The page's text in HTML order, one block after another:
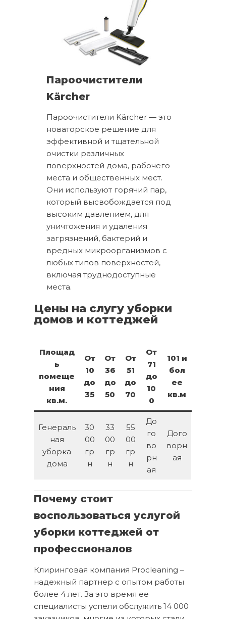
Пароочистители
Kärcher
Пароочистители Kärcher — это
новаторское решение для
эффективной и тщательной
очистки различных
поверхностей дома, рабочего
места и общественных мест.
Они используют горячий пар,
который высвобождается под
высоким давлением, для
уничтожения и удаления
загрязнений, бактерий и
вредных микроорганизмов с
любых типов поверхностей,
включая труднодоступные
места.
Цены на слугу уборки
домов и коттеджей
Площад
ь
помеще
ния
кв.м.
От
10
до
35
От
36
до
50
От
51
до
70
От
71
до
10
0
101 и
бол
ее
кв.м
Генераль
ная
уборка
дома
30
00
гр
н
33
00
гр
н
55
00
гр
н
До
го
во
рн
ая
Дого
ворн
ая
Почему стоит
воспользоваться услугой
уборки коттеджей от
профессионалов
Клиринговая компания Procleaning –
надежный партнер с опытом работы
более 4 лет. За это время ее
специалисты успели обслужить 14 000